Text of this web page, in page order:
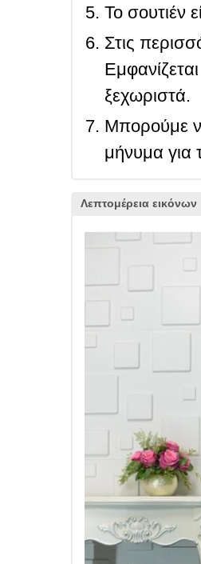
Το σουτιέν
Στις
ξεχωριστά.
Μπορούμε
μήνυμα για
Λεπτομέρεια εικόνων